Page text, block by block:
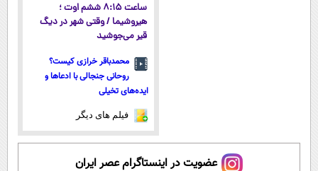
ساعت ۸:۱۵ ششم اوت ؛
هیروشیما / وقتی شهر در دیگ
قیر می‌جوشید
محمدباقر خرازی کیست؟
روحانی جنجالی با ادعاها و
ایده‌های تخیلی
فیلم های دیگر
عضویت در اینستاگرام عصر ایران